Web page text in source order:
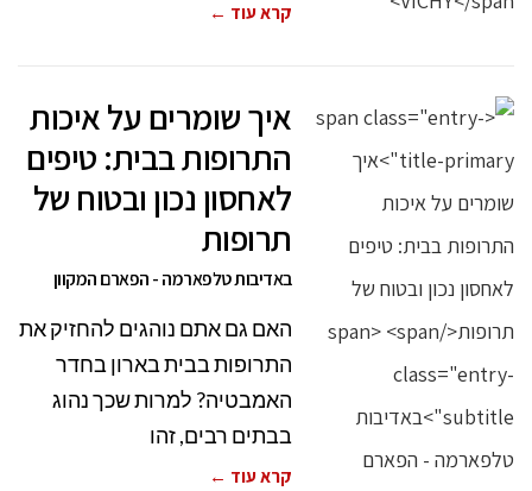
קרא עוד ←
איך שומרים על איכות
התרופות בבית: טיפים
לאחסון נכון ובטוח של
תרופות
באדיבות טלפארמה - הפארם המקוון
האם גם אתם נוהגים להחזיק את
התרופות בבית בארון בחדר
האמבטיה? למרות שכך נהוג
בבתים רבים, זהו
קרא עוד ←